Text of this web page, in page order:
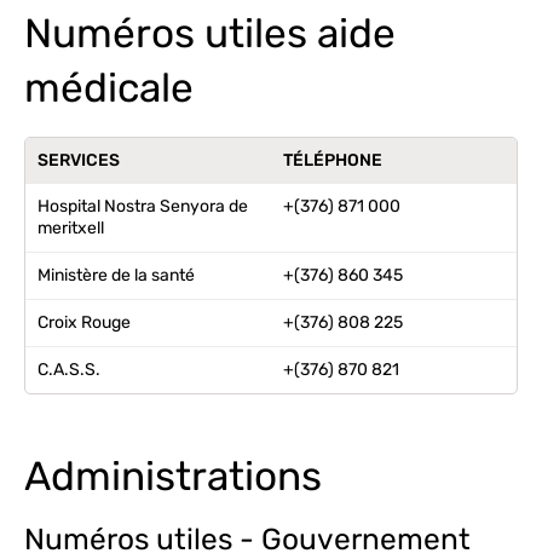
Numéros utiles aide
médicale
SERVICES TÉLÉPHONE
Hospital Nostra Senyora de
meritxell
+(376) 871 000
Ministère de la santé +(376) 860 345
Croix Rouge +(376) 808 225
C.A.S.S. +(376) 870 821
Administrations
Numéros utiles - Gouvernement